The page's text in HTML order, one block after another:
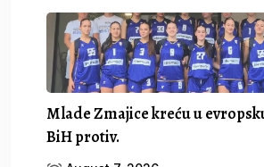
Mlade Zmajice kreću u
BiH protiv.